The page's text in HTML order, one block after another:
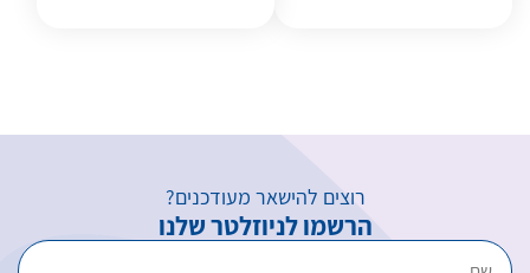
רוצים להישאר מעודכנים?
הרשמו לניוזלטר שלנו